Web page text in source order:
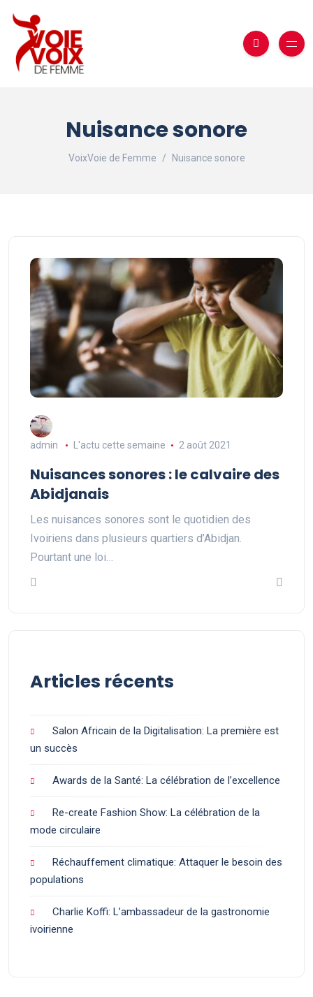
Nuisance sonore
VoixVoie de Femme Nuisance sonore
admin L'actu cette semaine 2 août 2021
Nuisances sonores : le calvaire des
Abidjanais
Les nuisances sonores sont le quotidien des
Ivoiriens dans plusieurs quartiers d’Abidjan.
Pourtant une loi…
Articles récents
Salon Africain de la Digitalisation: La première est
un succès
Awards de la Santé: La célébration de l’excellence
Re-create Fashion Show: La célébration de la
mode circulaire
Réchauffement climatique: Attaquer le besoin des
populations
Charlie Koffi: L’ambassadeur de la gastronomie
ivoirienne